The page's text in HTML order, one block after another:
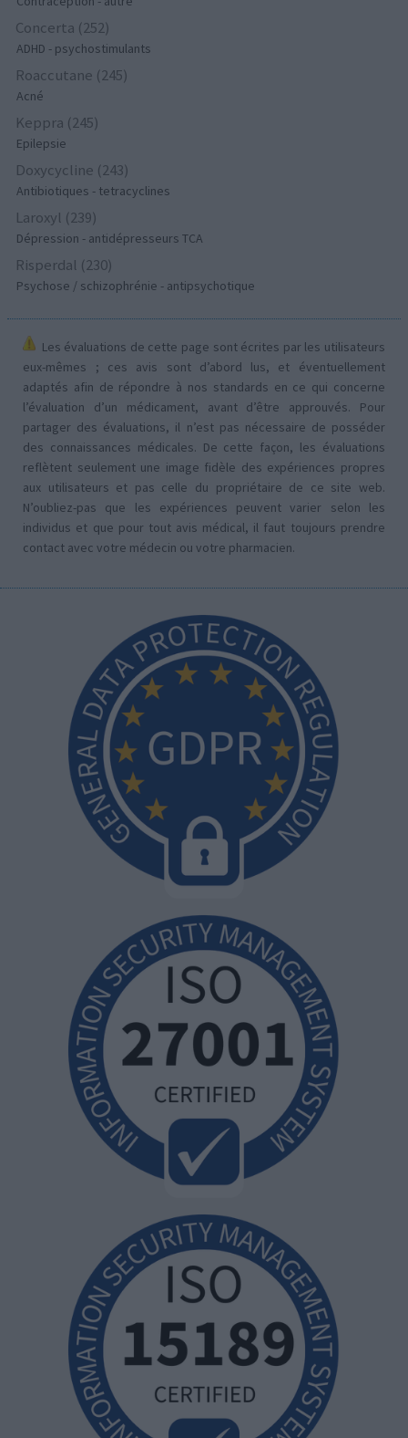
Concerta (252)
ADHD - psychostimulants
Roaccutane (245)
Acné
Keppra (245)
Epilepsie
Doxycycline (243)
Antibiotiques - tetracyclines
Laroxyl (239)
Dépression - antidépresseurs TCA
Risperdal (230)
Psychose / schizophrénie - antipsychotique
Les évaluations de cette page sont écrites par les utilisateurs
eux-mêmes ; ces avis sont d’abord lus, et éventuellement
adaptés afin de répondre à nos standards en ce qui concerne
l’évaluation d’un médicament, avant d’être approuvés. Pour
partager des évaluations, il n’est pas nécessaire de posséder
des connaissances médicales. De cette façon, les évaluations
reflètent seulement une image fidèle des expériences propres
aux utilisateurs et pas celle du propriétaire de ce site web.
N’oubliez-pas que les expériences peuvent varier selon les
individus et que pour tout avis médical, il faut toujours prendre
contact avec votre médecin ou votre pharmacien.